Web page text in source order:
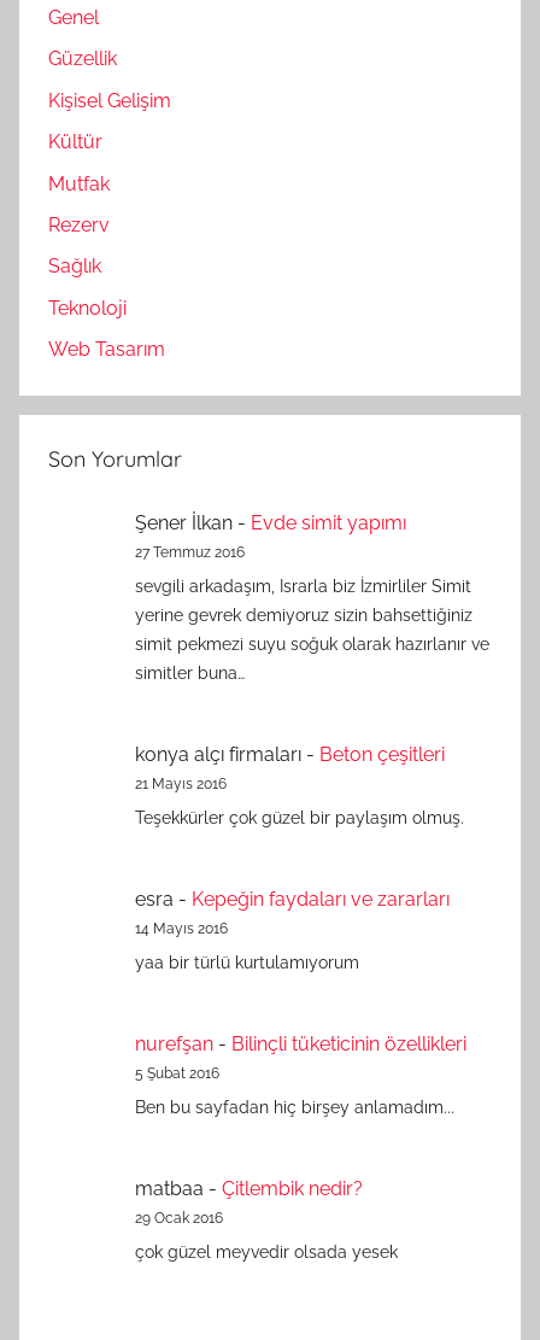
Genel
Güzellik
Kişisel Gelişim
Kültür
Mutfak
Rezerv
Sağlık
Teknoloji
Web Tasarım
Son Yorumlar
Şener İlkan - Evde simit yapımı
27 Temmuz 2016
sevgili arkadaşım, Israrla biz İzmirliler Simit
yerine gevrek demiyoruz sizin bahsettiğiniz
simit pekmezi suyu soğuk olarak hazırlanır ve
simitler buna…
konya alçı firmaları - Beton çeşitleri
21 Mayıs 2016
Teşekkürler çok güzel bir paylaşım olmuş.
esra - Kepeğin faydaları ve zararları
14 Mayıs 2016
yaa bir türlü kurtulamıyorum
nurefşan - Bilinçli tüketicinin özellikleri
5 Şubat 2016
Ben bu sayfadan hiç birşey anlamadım...
matbaa - Çitlembik nedir?
29 Ocak 2016
çok güzel meyvedir olsada yesek